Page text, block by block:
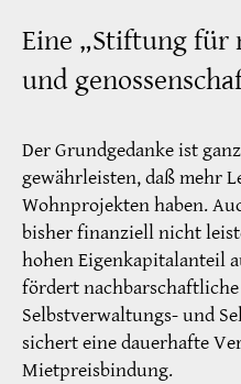
Eine „Stiftung für
und
Der Grundgedanke ist
gewährleisten, daß mehr
Wohnprojekten haben.
bisher finanziell nicht
hohen Eigenkapitalanteil
fördert
Selbstverwaltungs- und
sichert eine dauerhafte
Mietpreisbindung.